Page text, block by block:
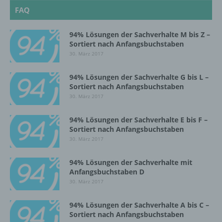
FAQ
94% Lösungen der Sachverhalte M bis Z –
Sortiert nach Anfangsbuchstaben
30. März 2017
94% Lösungen der Sachverhalte G bis L –
Sortiert nach Anfangsbuchstaben
30. März 2017
94% Lösungen der Sachverhalte E bis F –
Sortiert nach Anfangsbuchstaben
30. März 2017
94% Lösungen der Sachverhalte mit
Anfangsbuchstaben D
30. März 2017
94% Lösungen der Sachverhalte A bis C –
Sortiert nach Anfangsbuchstaben
Markierung gespeicherter
personenbezogener Daten mit dem Ziel, ihre
künftige Verarbeitung einzuschränken.
e) Profiling
Verarbeitung personenbezogener Daten, die
darin besteht, dass diese
personenbezogenen Daten verwendet
werden, um bestimmte persönliche Aspekte,
die sich auf eine natürliche Person beziehen,
zu bewerten, insbesondere, um Aspekte
bezüglich Arbeitsleistung, wirtschaftlicher
Lage, Gesundheit, persönlicher Vorlieben,
Interessen, Zuverlässigkeit, Verhalten,
Aufenthaltsort oder Ortswechsel dieser
natürlichen Person zu analysieren oder